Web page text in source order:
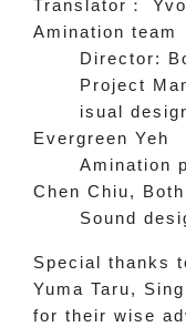
Translator ：
Amination team
Director:
Project
isual design:
Evergreen Yeh
Amination
Chen Chiu,
Sound
Special thanks
Yuma Taru,
for their wise